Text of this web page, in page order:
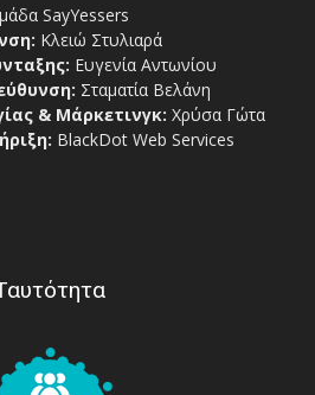
SayYessers
Κλειώ Στυλιαρά
Ευγενία Αντωνίου
Σταματία Βελάνη
& Μάρκετινγκ: Χρύσα Γώτα
BlackDot Web Services